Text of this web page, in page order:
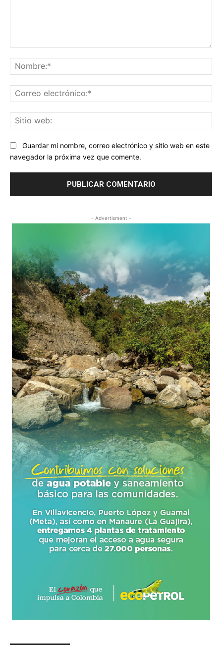
Guardar mi nombre, correo electrónico y sitio web en este
navegador la próxima vez que comente.
- Advertisment -